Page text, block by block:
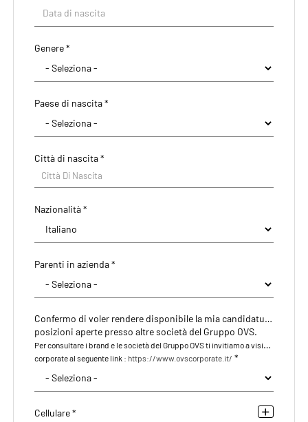
Paese di residenza *
Regione/Cantone di residenza *
CAP/NAP di residenza
Città di residenza
Città Di Residenza
Indirizzo di residenza
Genere *
Paese di nascita *
Città di nascita *
Città Di Nascita
Nazionalità *
Parenti in azienda *
Confermo di voler rendere disponibile la mia candidatura anche per le eventuali
posizioni aperte presso altre società del Gruppo OVS.
Per consultare i brand e le società del Gruppo OVS ti invitiamo a visitare il nostro sito
corporate al seguente link : https://www.ovscorporate.it/ *
Cellulare *